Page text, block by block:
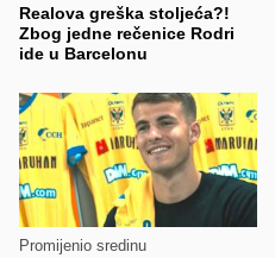
Realova greška stoljeća?!
Zbog jedne rečenice Rodri
ide u Barcelonu
Promijenio sredinu